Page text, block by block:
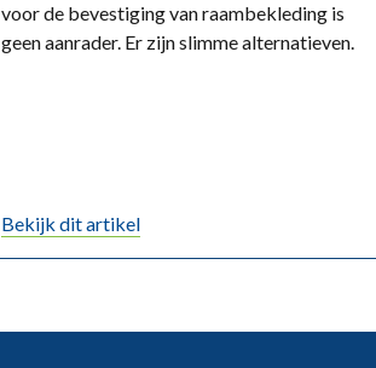
voor de bevestiging van raambekleding is
geen aanrader. Er zijn slimme alternatieven.
Bekijk dit artikel